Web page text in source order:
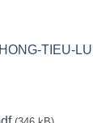
TIEU-